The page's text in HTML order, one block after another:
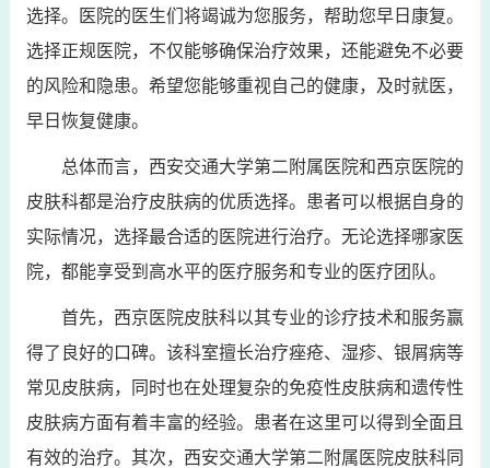
选择。医院的医生们将竭诚为您服务，帮助您早日康复。
选择正规医院，不仅能够确保治疗效果，还能避免不必要
的风险和隐患。希望您能够重视自己的健康，及时就医，
早日恢复健康。
总体而言，西安交通大学第二附属医院和西京医院的
皮肤科都是治疗皮肤病的优质选择。患者可以根据自身的
实际情况，选择最合适的医院进行治疗。无论选择哪家医
院，都能享受到高水平的医疗服务和专业的医疗团队。
首先，西京医院皮肤科以其专业的诊疗技术和服务赢
得了良好的口碑。该科室擅长治疗痤疮、湿疹、银屑病等
常见皮肤病，同时也在处理复杂的免疫性皮肤病和遗传性
皮肤病方面有着丰富的经验。患者在这里可以得到全面且
有效的治疗。其次，西安交通大学第二附属医院皮肤科同